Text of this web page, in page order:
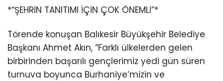
*“ŞEHRİN TANITIMI İÇİN ÇOK ÖNEMLİ”*
Törende konuşan Balıkesir Büyükşehir Belediye
Başkanı Ahmet Akın, “Farklı ülkelerden gelen
birbirinden başarılı gençlerimiz yedi gün süren
turnuva boyunca Burhaniye’mizin ve